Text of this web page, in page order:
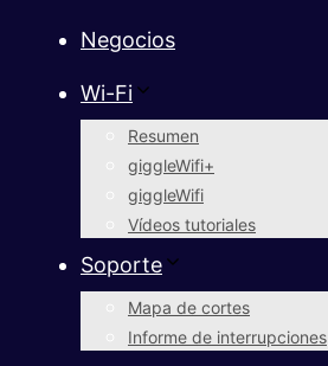
Negocios
Wi-Fi
Resumen
giggleWifi+
giggleWifi
Vídeos tutoriales
Soporte
Mapa de cortes
Informe de interrupciones